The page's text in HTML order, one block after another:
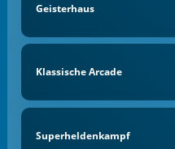
Geisterhaus
Klassische Arcade
Superheldenkampf